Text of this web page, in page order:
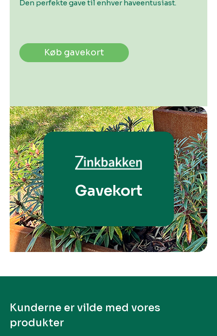
Den perfekte gave til enhver haveentusiast.
Køb gavekort
Gavekort
Kunderne er vilde med vores
produkter